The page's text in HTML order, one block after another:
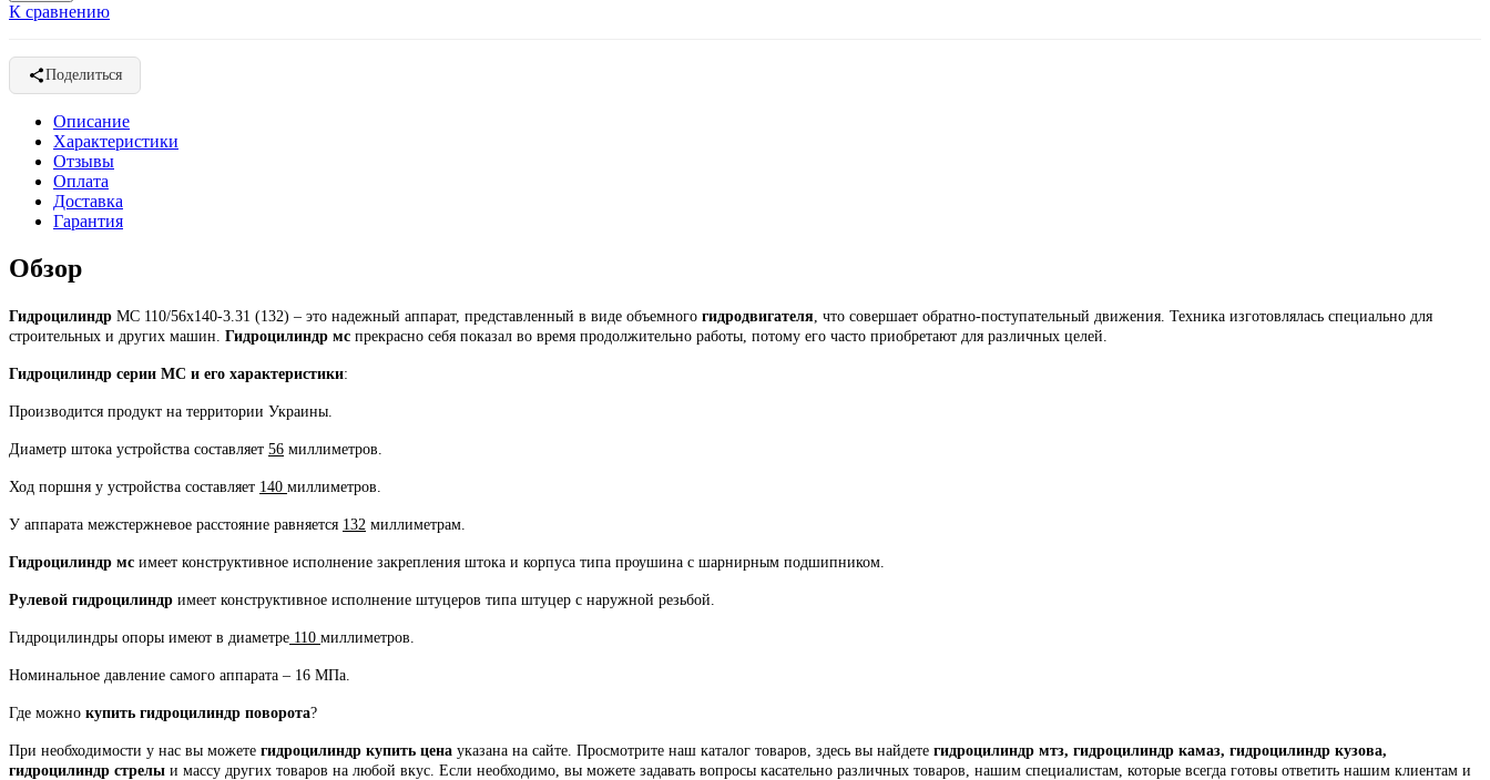
К сравнению
Поделиться
Описание
Характеристики
Отзывы
Оплата
Доставка
Гарантия
Обзор
Гидроцилиндр МС 110/56х140-3.31 (132) – это надежный аппарат, представленный в виде объемного гидродвигателя , что совершает обратно-поступательный движения. Техника изготовлялась специально для
строительных и других машин. Гидроцилиндр мс прекрасно себя показал во время продолжительно работы, потому его часто приобретают для различных целей.
Гидроцилиндр серии МС и его характеристики:
Производится продукт на территории Украины.
Диаметр штока устройства составляет 56 миллиметров.
Ход поршня у устройства составляет 140 миллиметров.
У аппарата межстержневое расстояние равняется 132 миллиметрам.
Гидроцилиндр мс имеет конструктивное исполнение закрепления штока и корпуса типа проушина с шарнирным подшипником.
Рулевой гидроцилиндр имеет конструктивное исполнение штуцеров типа штуцер с наружной резьбой.
Гидроцилиндры опоры имеют в диаметре 110 миллиметров.
Номинальное давление самого аппарата – 16 МПа.
Где можно купить гидроцилиндр поворота?
При необходимости у нас вы можете гидроцилиндр купить цена указана на сайте. Просмотрите наш каталог товаров, здесь вы найдете гидроцилиндр мтз, гидроцилиндр камаз, гидроцилиндр кузова,
гидроцилиндр стрелы и массу других товаров на любой вкус. Если необходимо, вы можете задавать вопросы касательно различных товаров, нашим специалистам, которые всегда готовы ответить нашим клиентам и